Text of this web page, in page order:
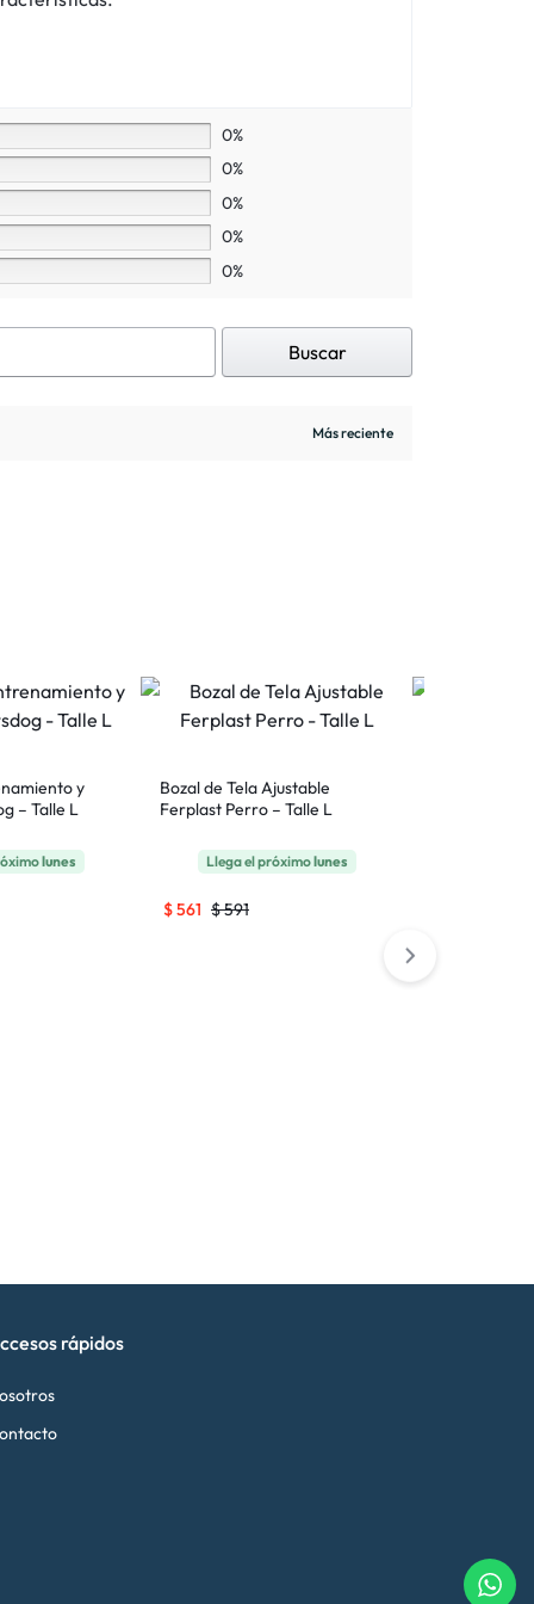
0%
0%
0%
0%
0%
Buscar
y
– Talle L
lunes
Bozal de Tela Ajustable
Ferplast Perro – Talle L
Llega el próximolunes
$591
$561
rápidos